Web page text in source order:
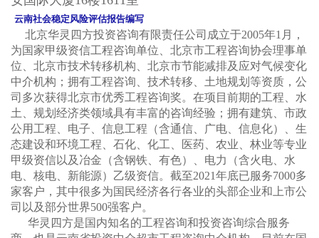
云南社会稳定风险评估报告编写
北京华灵四方投资咨询有限责任公司成立于2005年1月，
为国家甲级资信工程咨询单位、北京市工程咨询协会理事单
位、北京市技术转移机构、北京市节能减排及应对气候变化
中介机构；拥有工程咨询、技术转移、土地规划等资质，公
司多次获得北京市优秀工程咨询奖。在项目前期的工程、水
土、规划经济类领域具有丰富的咨询经验；拥有建筑、市政
公用工程、电子、信息工程（含通信、广电、信息化）、生
态建设和环境工程、石化、化工、医药、农业、林业等专业
甲级资信以及冶金（含钢铁、有色）、电力（含火电、水
电、核电、新能源）乙级资信。截至2021年底已服务7000多
家客户，其中很多为国民经济各行各业的头部企业和上市公
司以及部分世界500强客户。
华灵四方是国内知名的工程咨询和投资咨询综合服务